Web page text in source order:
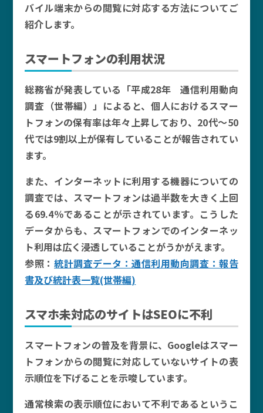
バイル端末からの閲覧に対応する方法についてご
紹介します。
スマートフォンの利用状況
総務省が発表している「平成28年 通信利用動向
調査（世帯編）」によると、個人におけるスマー
トフォンの保有率は年々上昇しており、20代〜50
代では9割以上が保有していることが報告されてい
ます。
また、インターネットに利用する機器についての
調査では、スマートフォンは過半数を大きく上回
る69.4％であることが示されています。こうした
データからも、スマートフォンでのインターネッ
ト利用は広く浸透していることがうかがえます。
参照：統計調査データ：通信利用動向調査：報告
書及び統計表一覧(世帯編)
スマホ未対応のサイトはSEOに不利
スマートフォンの普及を背景に、Googleはスマー
トフォンからの閲覧に対応していないサイトの表
示順位を下げることを示唆しています。
通常検索の表示順位において不利であるというこ